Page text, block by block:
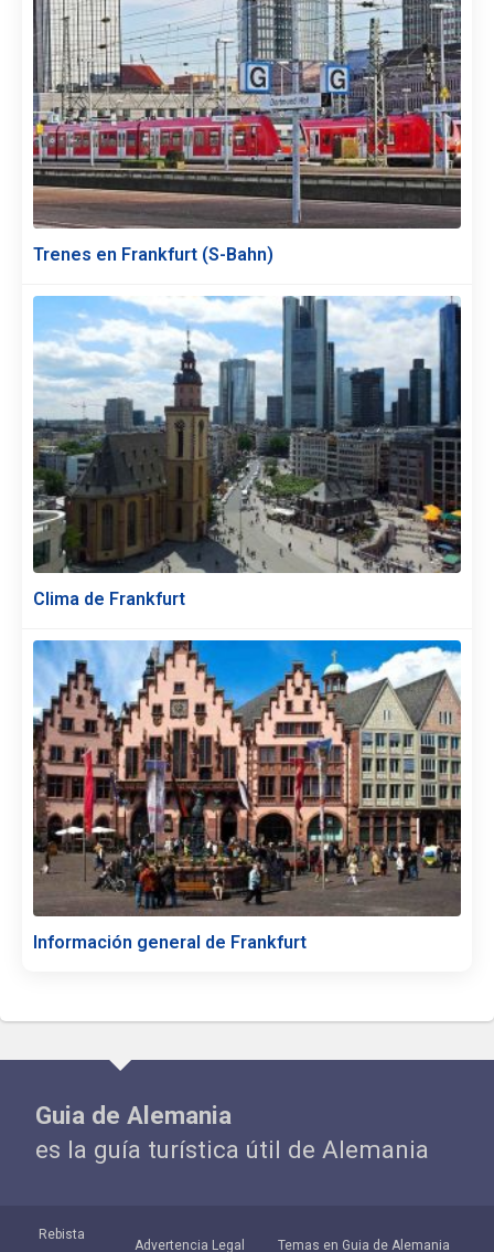
Trenes en Frankfurt (S-Bahn)
Clima de Frankfurt
Información general de Frankfurt
Guia de Alemania
es la guía turística útil de Alemania
Rebista
Advertencia Legal Temas en Guia de Alemania